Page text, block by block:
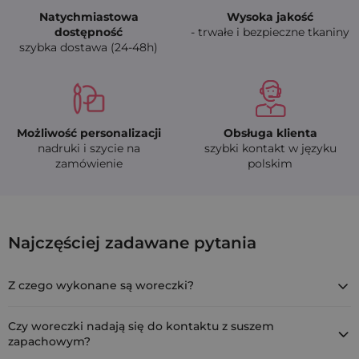
Natychmiastowa
dostępność
szybka dostawa (24-48h)
Wysoka jakość
- trwałe i bezpieczne tkaniny
Możliwość personalizacji
nadruki i szycie na
zamówienie
Obsługa klienta
szybki kontakt w języku
polskim
Fioletowe woreczki z organzy 10 x 13 cm
Najczęściej zadawane pytania
Z czego wykonane są woreczki?
wstążką, która zapewnia wygodne i szybkie zaciąganie.
Czy woreczki nadają się do kontaktu z suszem
zapachowym?